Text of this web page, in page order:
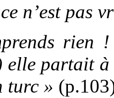
n’est pas
rien
partait
turc »